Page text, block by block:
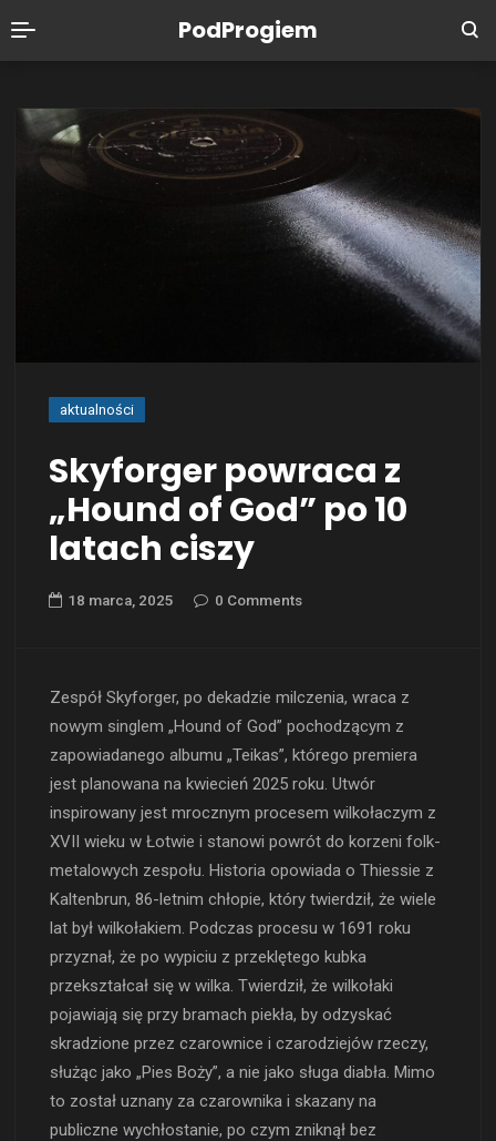
PodProgiem
aktualności
Skyforger powraca z
„Hound of God” po 10
latach ciszy
18 marca, 2025 0 Comments
Zespół Skyforger, po dekadzie milczenia, wraca z
nowym singlem „Hound of God” pochodzącym z
zapowiadanego albumu „Teikas”, którego premiera
jest planowana na kwiecień 2025 roku. Utwór
inspirowany jest mrocznym procesem wilkołaczym z
XVII wieku w Łotwie i stanowi powrót do korzeni folk-
metalowych zespołu. Historia opowiada o Thiessie z
Kaltenbrun, 86-letnim chłopie, który twierdził, że wiele
lat był wilkołakiem. Podczas procesu w 1691 roku
przyznał, że po wypiciu z przeklętego kubka
przekształcał się w wilka. Twierdził, że wilkołaki
pojawiają się przy bramach piekła, by odzyskać
skradzione przez czarownice i czarodziejów rzeczy,
służąc jako „Pies Boży”, a nie jako sługa diabła. Mimo
to został uznany za czarownika i skazany na
publiczne wychłostanie, po czym zniknął bez